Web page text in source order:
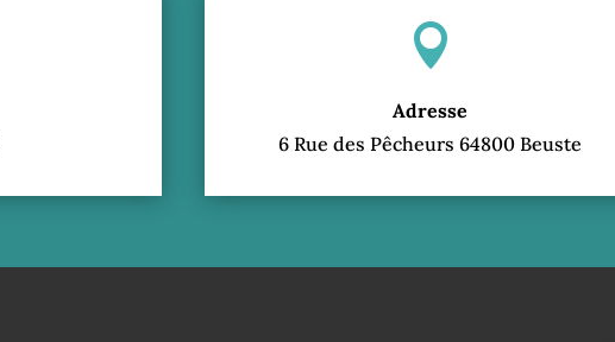

Adresse
6 Rue des Pêcheurs 64800 Beuste